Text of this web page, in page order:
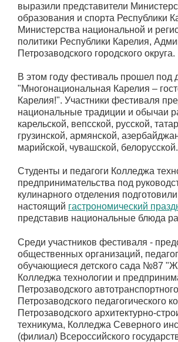
выразили представители
образования и спорта Республики
Министерства национальной и
политики Республики Карелия,
Петрозаводского городского округа.
В этом году фестиваль прошел под
"Многонациональная Карелия –
Карелия!". Участники фестиваля
национальные традиции и обычаи
карельской, вепсской, русской,
грузинской, армянской,
марийской, чувашской, белорусской.
Студенты и педагоги Колледжа
предпринимательства под
кулинарного отделения
настоящий гастрономический
представив национальные блюда
Среди участников фестиваля -
общественных организаций,
обучающиеся детского сада №87
Колледжа технологии и
Петрозаводского
Петрозаводского педагогического
Петрозаводского архитектурно-
техникума, Колледжа Северного
(филиал) Всероссийского